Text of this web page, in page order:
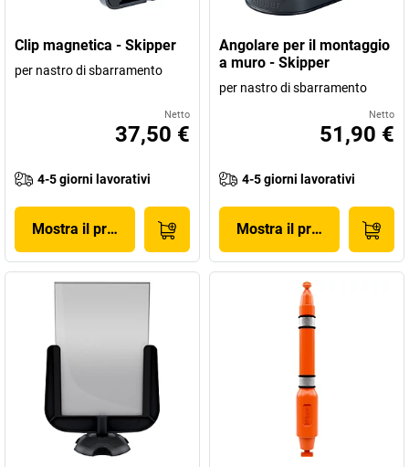
Clip magnetica - Skipper
per nastro di sbarramento
Netto
37,50 €
4-5 giorni lavorativi
Mostra il prodotto
Angolare per il montaggio
a muro - Skipper
per nastro di sbarramento
Netto
51,90 €
4-5 giorni lavorativi
Mostra il prodotto